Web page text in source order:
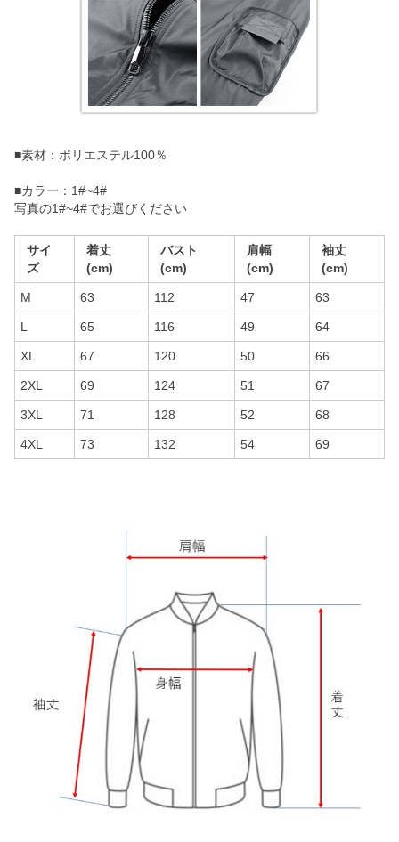
■素材：ポリエステル100％
■カラー：1#~4#
写真の1#~4#でお選びください
サイ
ズ
着丈
(cm)
バスト
(cm)
肩幅
(cm)
袖丈
(cm)
M 63 112 47 63
L 65 116 49 64
XL 67 120 50 66
2XL 69 124 51 67
3XL 71 128 52 68
4XL 73 132 54 69